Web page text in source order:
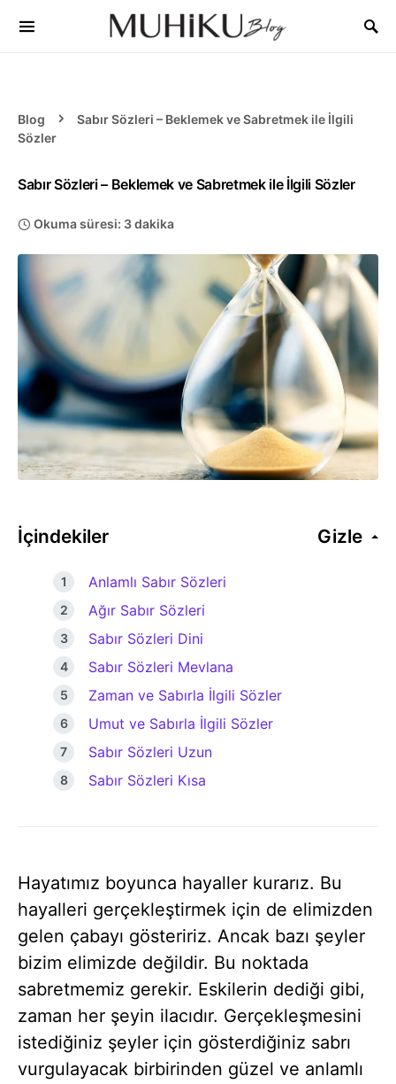
Blog
Sabır Sözleri – Beklemek ve Sabretmek ile İlgili
Sözler
Sabır Sözleri – Beklemek ve Sabretmek ile İlgili Sözler
Okuma süresi: 3 dakika
İçindekiler Gizle
Anlamlı Sabır Sözleri
Ağır Sabır Sözleri
Sabır Sözleri Dini
Sabır Sözleri Mevlana
Zaman ve Sabırla İlgili Sözler
Umut ve Sabırla İlgili Sözler
Sabır Sözleri Uzun
Sabır Sözleri Kısa
Hayatımız boyunca hayaller kurarız. Bu
hayalleri gerçekleştirmek için de elimizden
gelen çabayı gösteririz. Ancak bazı şeyler
bizim elimizde değildir. Bu noktada
sabretmemiz gerekir. Eskilerin dediği gibi,
zaman her şeyin ilacıdır. Gerçekleşmesini
istediğiniz şeyler için gösterdiğiniz sabrı
vurgulayacak birbirinden güzel ve anlamlı